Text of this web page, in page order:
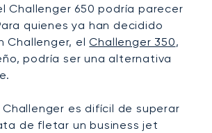
Challenger 650 podría parecer
quienes ya han decidido
Challenger, elChallenger 350,
podría ser una alternativa
Challenger es difícil de superar
de fletar un business jet